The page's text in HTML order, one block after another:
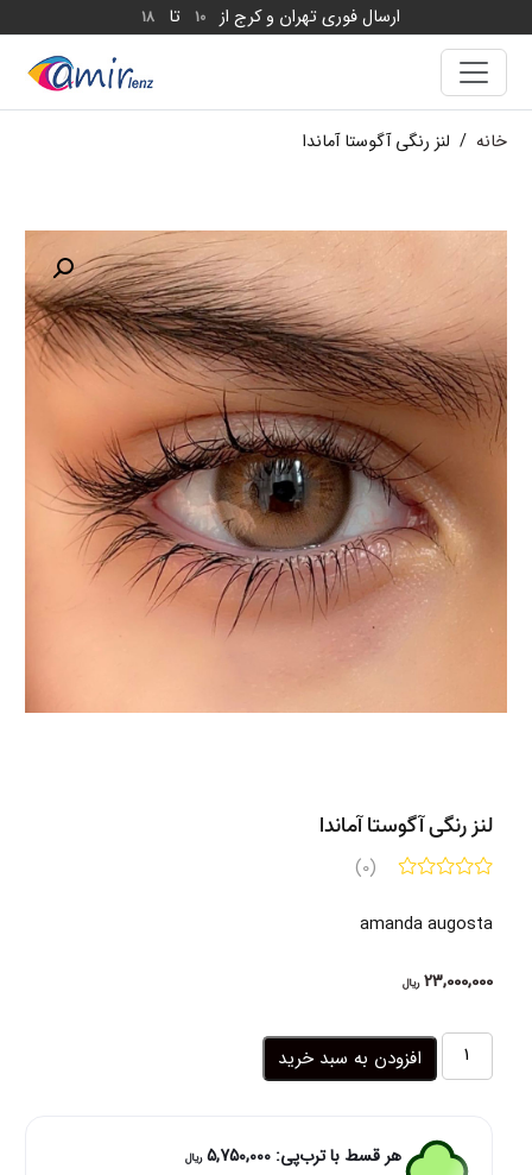
ارسال فوری تهران و کرج از 10 تا 18
خانه / لنز رنگی آگوستا آماندا
لنز رنگی آگوستا آماندا
(0)
amanda augosta
23,000,000 ریال
لنز
رنگی
افزودن به سبد خرید
هر قسط با ترب‌پی: 5,750,000 ریال